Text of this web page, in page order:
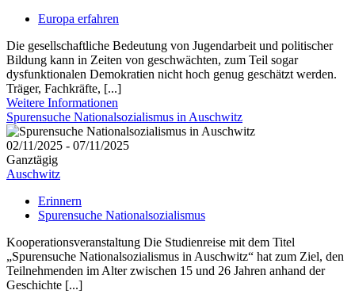
Europa erfahren
Die gesellschaftliche Bedeutung von Jugendarbeit und politischer
Bildung kann in Zeiten von geschwächten, zum Teil sogar
dysfunktionalen Demokratien nicht hoch genug geschätzt werden.
Träger, Fachkräfte, [...]
Weitere Informationen
Spurensuche Nationalsozialismus in Auschwitz
02/11/2025 - 07/11/2025
Ganztägig
Auschwitz
Erinnern
Spurensuche Nationalsozialismus
Kooperationsveranstaltung Die Studienreise mit dem Titel
„Spurensuche Nationalsozialismus in Auschwitz“ hat zum Ziel, den
Teilnehmenden im Alter zwischen 15 und 26 Jahren anhand der
Geschichte [...]